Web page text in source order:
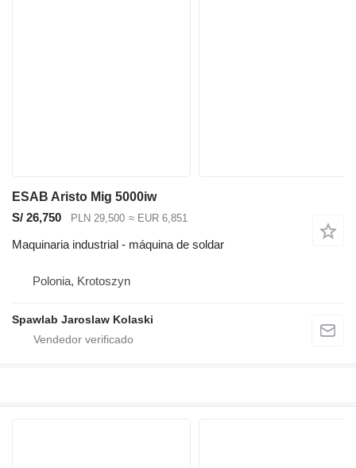
ESAB Aristo Mig 5000iw
S/ 26,750
PLN 29,500 ≈ EUR 6,851
Maquinaria industrial - máquina de soldar
Polonia, Krotoszyn
Spawlab Jaroslaw Kolaski